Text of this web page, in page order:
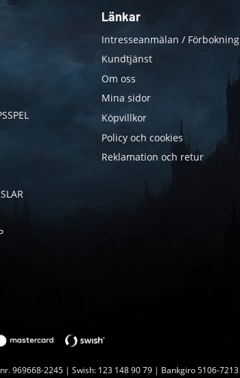
Länkar
Intresseanmälan / Förbokning
Kundtjänst
Om oss
Mina sidor
Köpvillkor
Policy och cookies
Reklamation och retur
969668-2245 | Swish: 123 148 90 79 | Bankgiro 5106-7213